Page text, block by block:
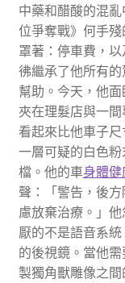
中藥和醋酸的混
位爭奪戰》何手
罩著：停車費，
彿繼承了他所有
幫助。今天，他
夾在理髮店與一
看起來比他車子
一層可疑的白色
檔。他的車身體健
聲：「警告，後
慮放棄治療。」
厭的不是語音系
的後視鏡。當他
製獨角獸雕像之